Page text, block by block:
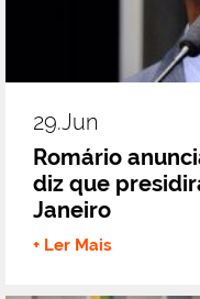
29.jun
Romário
diz que
Janeiro
+ Ler Mais